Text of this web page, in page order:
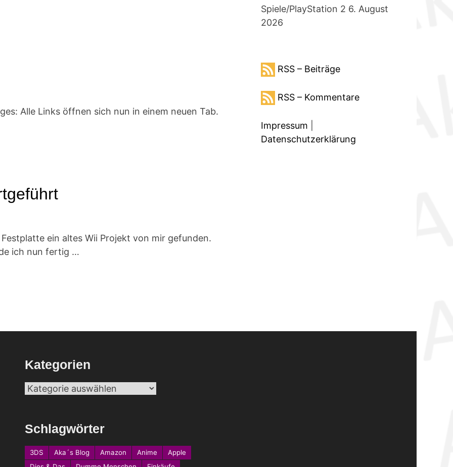
Alle Links öffnen sich nun in einem neuen Tab.
ein altes Wii Projekt von mir gefunden.
ich nun fertig …
Spiele/PlayStation 2 6. August
2026
RSS – Beiträge
RSS – Kommentare
Impressum
Datenschutzerklärung
Kategorien
Kategorien
Schlagwörter
3DS Aka´s Blog Amazon Anime
Apple